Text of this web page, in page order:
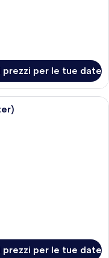
prezzi per le tue date
d'albergo moderna con
prezzi per le tue date